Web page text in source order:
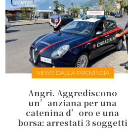
NEWS DALLA PROVINCIA
Angri. Aggrediscono
un’anziana per una
catenina d’oro e una
borsa: arrestati 3 soggetti